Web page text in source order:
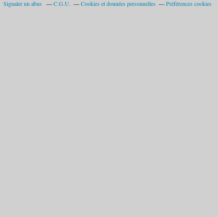
Signaler un abus C.G.U. Cookies et données personnelles Préférences cookies